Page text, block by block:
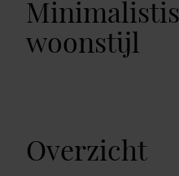
woonstijl
Overzicht